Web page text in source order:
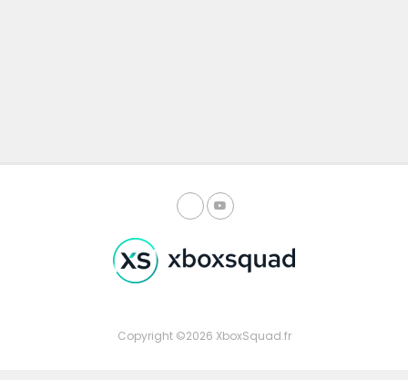
Copyright ©2026 XboxSquad.fr